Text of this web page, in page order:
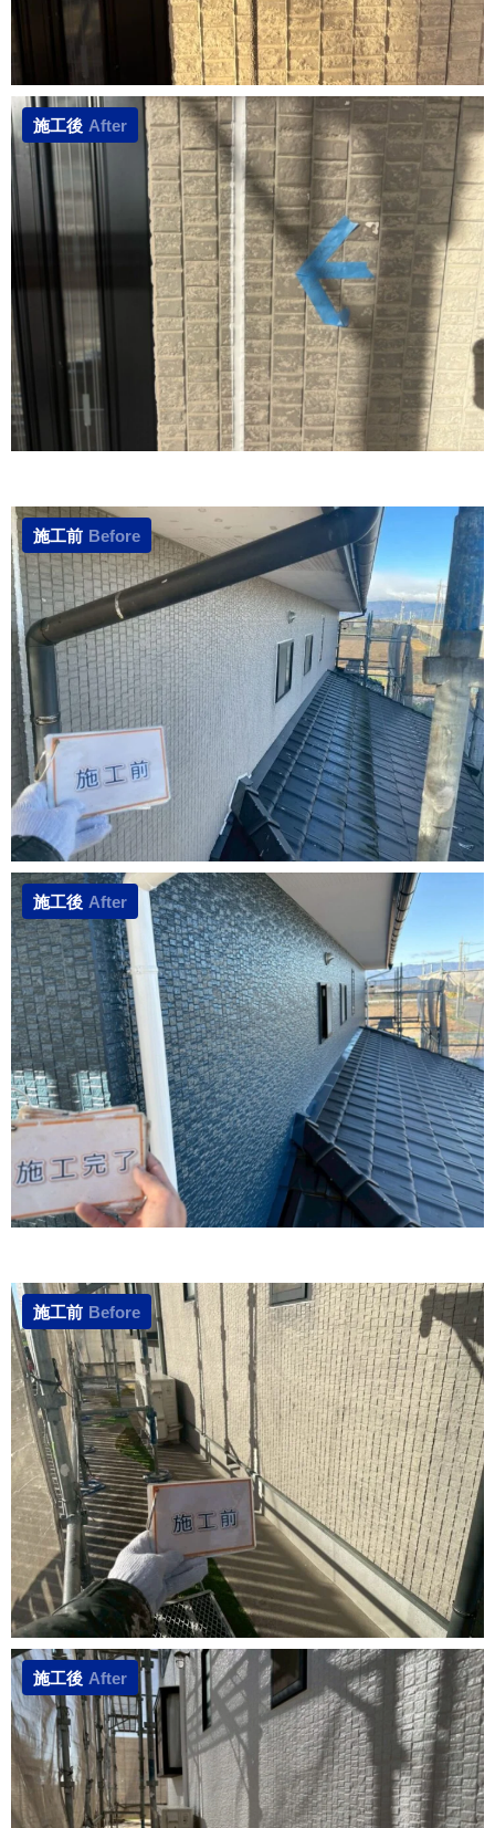
施工後 After
施工前 Before
施工後 After
施工前 Before
施工後 After